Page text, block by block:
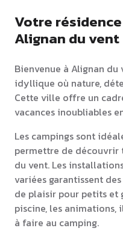
Votre
Alignan du vent
Bienvenue à Alignan
idyllique où nature,
Cette ville offre un
vacances inoubliables
Les campings sont
permettre de découvrir
du vent. Les
variées garantissent
de plaisir pour petits et
piscine, les
à faire au camping.